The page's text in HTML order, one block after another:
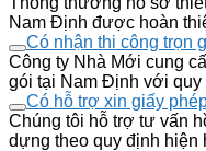
Nam Định được hoàn
Có nhận thi công trọn
Công ty Nhà Mới cung
gói tại Nam Định với quy
Có hỗ trợ xin giấy
Chúng tôi hỗ trợ tư vấn
dựng theo quy định hiện